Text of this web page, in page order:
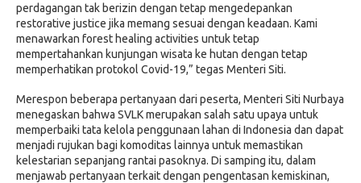
perdagangan tak berizin dengan tetap mengedepankan
restorative justice jika memang sesuai dengan keadaan. Kami
menawarkan forest healing activities untuk tetap
mempertahankan kunjungan wisata ke hutan dengan tetap
memperhatikan protokol Covid-19,” tegas Menteri Siti.
Merespon beberapa pertanyaan dari peserta, Menteri Siti Nurbaya
menegaskan bahwa SVLK merupakan salah satu upaya untuk
memperbaiki tata kelola penggunaan lahan di Indonesia dan dapat
menjadi rujukan bagi komoditas lainnya untuk memastikan
kelestarian sepanjang rantai pasoknya. Di samping itu, dalam
menjawab pertanyaan terkait dengan pengentasan kemiskinan,